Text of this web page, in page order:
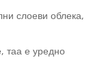
слоеви облека,
таа е уредно